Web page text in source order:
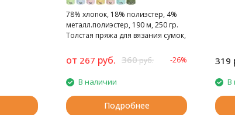
78% хлопок, 18% полиэстер, 4%
металл.полиэстер, 190 м, 250 гр.
Толстая пряжа для вязания сумок,
от 267 руб. 360руб. -26%
В наличии
Подробнее
319
В